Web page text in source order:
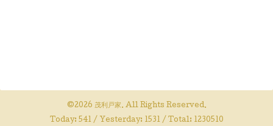
©2026 茂利戸家. All Rights Reserved.
Today: 541/ Yesterday: 1531/ Total: 1230510